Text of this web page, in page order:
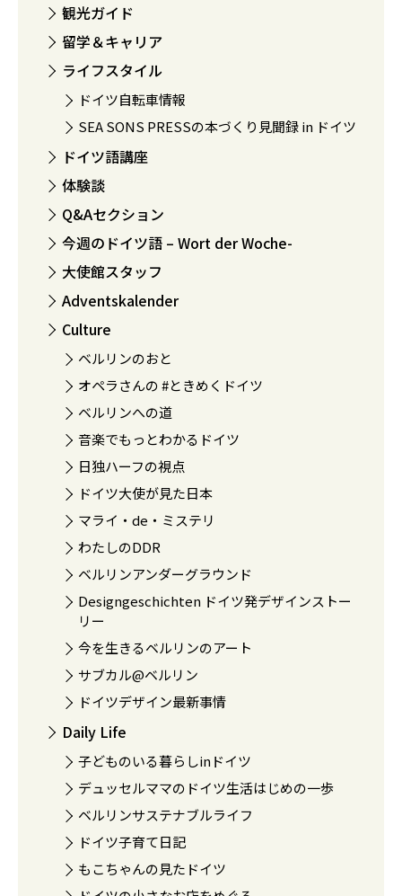
観光ガイド
留学＆キャリア
ライフスタイル
ドイツ自転車情報
SEA SONS PRESSの本づくり見聞録 in ドイツ
ドイツ語講座
体験談
Q&Aセクション
今週のドイツ語 – Wort der Woche-
大使館スタッフ
Adventskalender
Culture
ベルリンのおと
オペラさんの #ときめくドイツ
ベルリンへの道
音楽でもっとわかるドイツ
日独ハーフの視点
ドイツ大使が見た日本
マライ・de・ミステリ
わたしのDDR
ベルリンアンダーグラウンド
Designgeschichten ドイツ発デザインストー
リー
今を生きるベルリンのアート
サブカル@ベルリン
ドイツデザイン最新事情
Daily Life
子どものいる暮らしinドイツ
デュッセルママのドイツ生活はじめの一歩
ベルリンサステナブルライフ
ドイツ子育て日記
もこちゃんの見たドイツ